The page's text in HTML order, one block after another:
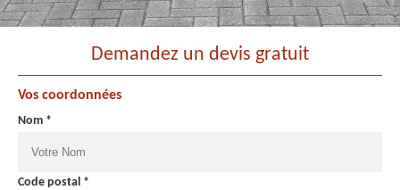
Demandez un devis gratuit
Vos coordonnées
Nom *
Code postal *